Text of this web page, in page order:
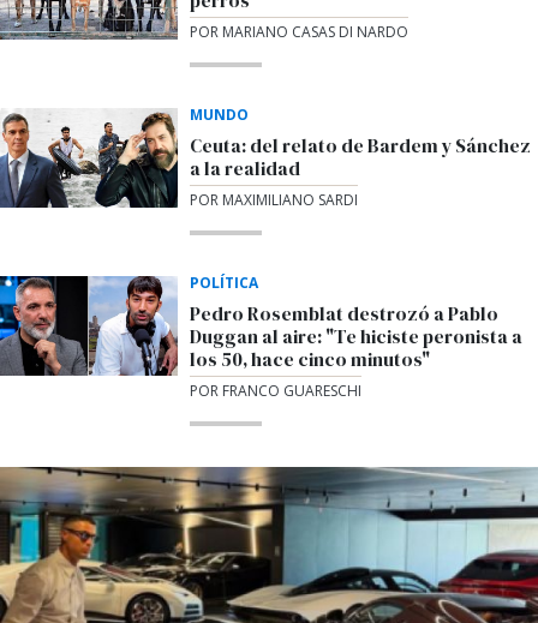
POR MARIANO CASAS DI NARDO
MUNDO
Ceuta: del relato de Bardem y Sánchez
a la realidad
POR MAXIMILIANO SARDI
POLÍTICA
Pedro Rosemblat destrozó a Pablo
Duggan al aire: "Te hiciste peronista a
los 50, hace cinco minutos"
POR FRANCO GUARESCHI